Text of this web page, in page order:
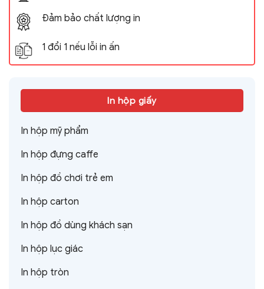
Đảm bảo chất lượng in
1 đổi 1 nếu lỗi in ấn
In hộp giấy
In hộp mỹ phẩm
In hộp đựng caffe
In hộp đồ chơi trẻ em
In hộp carton
In hộp đồ dùng khách sạn
In hộp lục giác
In hộp tròn